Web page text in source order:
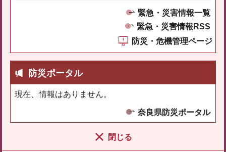
緊急・災害情報一覧
緊急・災害情報RSS
防災・危機管理ページ
防災ポータル
現在、情報はありません。
奈良県防災ポータル
閉じる